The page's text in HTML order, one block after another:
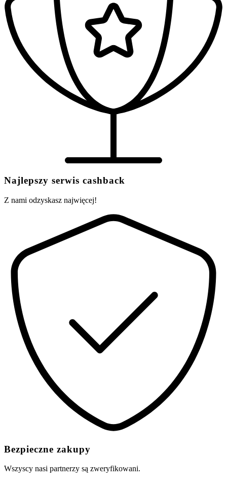
Najlepszy serwis cashback
Z nami odzyskasz najwięcej!
Bezpieczne zakupy
Wszyscy nasi partnerzy są zweryfikowani.